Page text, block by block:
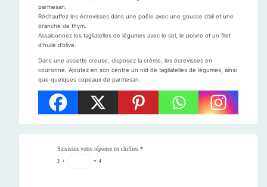
parmesan.
Réchauffez les écrevisses dans une poêle avec une gousse d’ail et une
branche de thym.
Assaisonnez les tagliatelles de légumes avec le sel, le poivre et un filet
d’huile d’olive.
Dans une assiette creuse, disposez la crème, les écrevisses en
couronne. Ajoutez en son centre un nid de tagliatelles de légumes, ainsi
que quelques copeaux de parmesan.
Saisissez votre réponse en chiffres *
2 + = 4